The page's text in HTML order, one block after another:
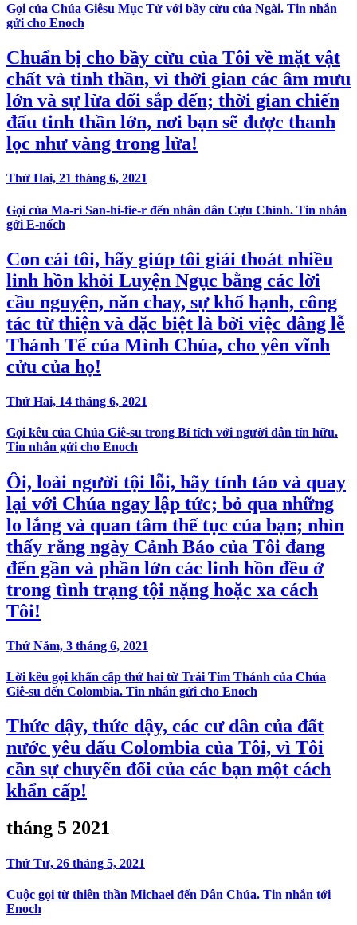
Gọi của Chúa Giêsu Mục Tử với bầy cừu của Ngài. Tin nhắn
gửi cho Enoch
Chuẩn bị cho bầy cừu của Tôi về mặt vật
chất và tinh thần, vì thời gian các âm mưu
lớn và sự lừa dối sắp đến; thời gian chiến
đấu tinh thần lớn, nơi bạn sẽ được thanh
lọc như vàng trong lửa!
Thứ Hai, 21 tháng 6, 2021
Gọi của Ma-ri San-hi-fie-r đến nhân dân Cựu Chính. Tin nhắn
gởi E-nốch
Con cái tôi, hãy giúp tôi giải thoát nhiều
linh hồn khỏi Luyện Ngục bằng các lời
cầu nguyện, năn chay, sự khổ hạnh, công
tác từ thiện và đặc biệt là bởi việc dâng lễ
Thánh Tế của Mình Chúa, cho yên vĩnh
cửu của họ!
Thứ Hai, 14 tháng 6, 2021
Gọi kêu của Chúa Giê-su trong Bí tích với người dân tín hữu.
Tin nhắn gửi cho Enoch
Ôi, loài người tội lỗi, hãy tỉnh táo và quay
lại với Chúa ngay lập tức; bỏ qua những
lo lắng và quan tâm thế tục của bạn; nhìn
thấy rằng ngày Cảnh Báo của Tôi đang
đến gần và phần lớn các linh hồn đều ở
trong tình trạng tội nặng hoặc xa cách
Tôi!
Thứ Năm, 3 tháng 6, 2021
Lời kêu gọi khẩn cấp thứ hai từ Trái Tim Thánh của Chúa
Giê-su đến Colombia. Tin nhắn gửi cho Enoch
Thức dậy, thức dậy, các cư dân của đất
nước yêu dấu Colombia của Tôi, vì Tôi
cần sự chuyển đổi của các bạn một cách
khẩn cấp!
tháng 5 2021
Thứ Tư, 26 tháng 5, 2021
Cuộc gọi từ thiên thần Michael đến Dân Chúa. Tin nhắn tới
Enoch